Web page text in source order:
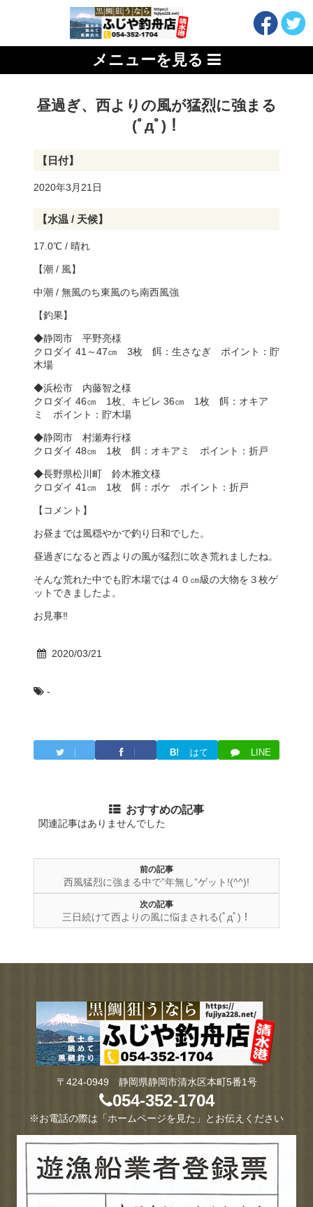
メニューを見る
昼過ぎ、西よりの風が猛烈に強まる
(ﾟдﾟ)！
【日付】
2020年3月21日
【水温 / 天候】
17.0℃ / 晴れ
【潮 / 風】
中潮 / 無風のち東風のち南西風強
【釣果】
◆静岡市 平野亮様
クロダイ 41～47㎝ 3枚 餌：生さなぎ ポイント：貯
木場
◆浜松市 内藤智之様
クロダイ 46㎝ 1枚、キビレ 36㎝ 1枚 餌：オキア
ミ ポイント：貯木場
◆静岡市 村瀬寿行様
クロダイ 48㎝ 1枚 餌：オキアミ ポイント：折戸
◆長野県松川町 鈴木雅文様
クロダイ 41㎝ 1枚 餌：ボケ ポイント：折戸
【コメント】
お昼までは風穏やかで釣り日和でした。
昼過ぎになると西よりの風が猛烈に吹き荒れましたね。
そんな荒れた中でも貯木場では４０㎝級の大物を３枚ゲ
ットできましたよ。
お見事‼
2020/03/21
-
B!
はて
LINE
おすすめの記事
関連記事はありませんでした
前の記事
西風猛烈に強まる中で”年無し”ゲット!(^^)!
次の記事
三日続けて西よりの風に悩まされる(ﾟдﾟ)！
〒424-0949 静岡県静岡市清水区本町5番1号
054-352-1704
※お電話の際は「ホームページを見た」とお伝えください